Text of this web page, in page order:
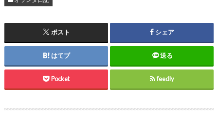
ポスト シェア
はてブ 送る
Pocket feedly